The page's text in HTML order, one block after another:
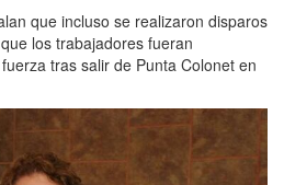
que incluso se realizaron disparos
los trabajadores fueran
tras salir de Punta Colonet en